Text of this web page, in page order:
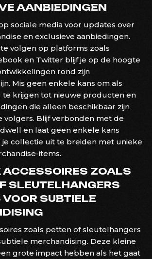
AANBIEDINGEN
sociale media voor updates over
en exclusieve aanbiedingen.
volgen op platforms zoals
en Twitter blijf je op de hoogte
rond zijn
Mis geen enkele kans om als
te krijgen tot nieuwe producten en
die alleen beschikbaar zijn
volgers. Blijf verbonden met de
en laat geen enkele kans
je collectie uit te breiden met unieke
items.
ACCESSOIRES ZOALS
SLEUTELHANGERS
SUBTIELE
zoals petten of sleutelhangers
merchandising. Deze kleine
grote impact hebben als het gaat